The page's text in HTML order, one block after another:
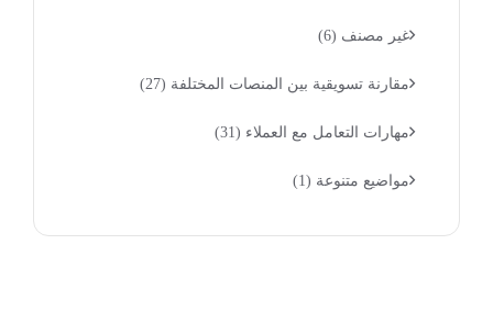
غير مصنف (6)
مقارنة تسويقية بين المنصات المختلفة (27)
مهارات التعامل مع العملاء (31)
مواضيع متنوعة (1)